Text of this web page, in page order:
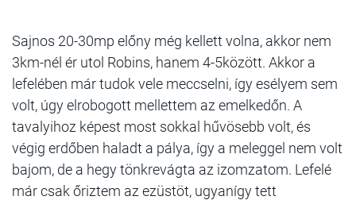
Sajnos 20-30mp előny még kellett volna, akkor nem
3km-nél ér utol Robins, hanem 4-5között. Akkor a
lefelében már tudok vele meccselni, így esélyem sem
volt, úgy elrobogott mellettem az emelkedőn. A
tavalyihoz képest most sokkal hűvösebb volt, és
végig erdőben haladt a pálya, így a meleggel nem volt
bajom, de a hegy tönkrevágta az izomzatom. Lefelé
már csak őriztem az ezüstöt, ugyanígy tett